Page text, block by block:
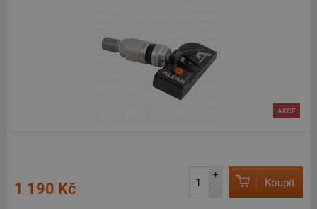
AKCE
1 190 Kč
+
–
Koupit